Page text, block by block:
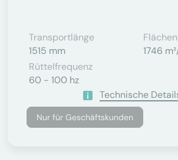
Transportlänge
1515 mm
1746
Rüttelfrequenz
60 - 100 hz
Technische
Nur für Geschäftskunden